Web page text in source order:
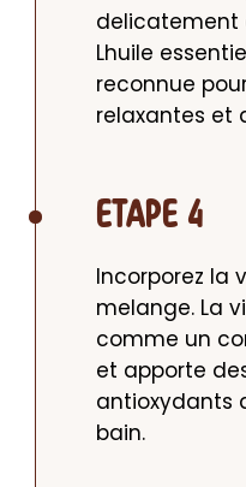
delicatement
Lhuile
reconnue
relaxantes et
ETAPE 4
Incorporez la
melange. La
comme un
et apporte
antioxydants
bain.